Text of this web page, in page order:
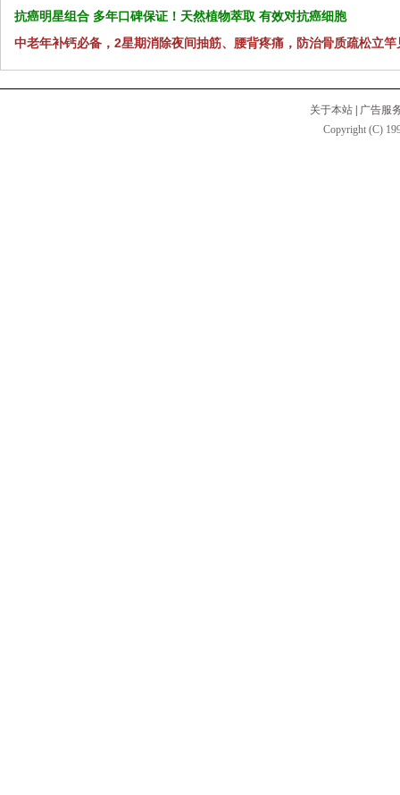
抗癌明星组合 多年口碑保证！天然植物萃取 有效对抗癌细胞
中老年补钙必备，2星期消除夜间抽筋、腰背疼痛，防治骨质疏松立竿
关于本站
广告服
Copyright (C)